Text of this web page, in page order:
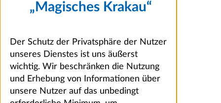
„Magisches Krakau“
Der Schutz der Privatsphäre der Nutzer
unseres Dienstes ist uns äußerst
wichtig. Wir beschränken die Nutzung
und Erhebung von Informationen über
unsere Nutzer auf das unbedingt